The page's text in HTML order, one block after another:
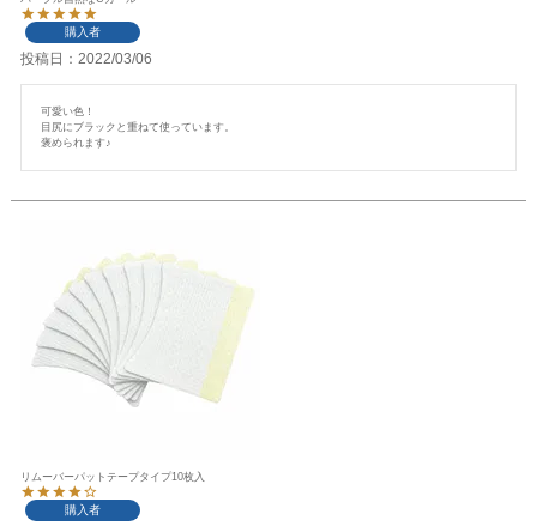
購入者
投稿日 2022/03/06
可愛い色！
目尻にブラックと重ねて使っています。
褒められます♪
リムーバーパットテープタイプ10枚入
購入者